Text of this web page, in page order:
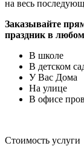
на весь
Заказывайте
праздник в
В школе
В детском
У Вас Дома
На улице
В офисе
Стоимость услуги